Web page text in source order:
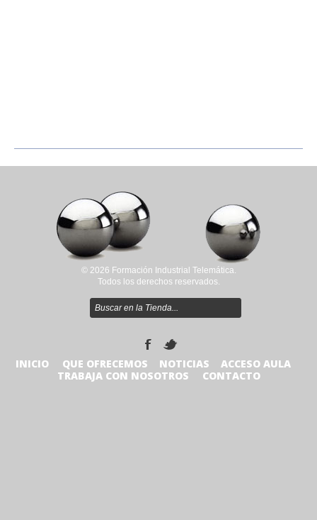
© 2026 Formación Industrial Telemática.
Todos los derechos reservados.
INICIO QUE OFRECEMOS NOTICIAS
ACCESO AULA
TRABAJA CON NOSOTROS
CONTACTO